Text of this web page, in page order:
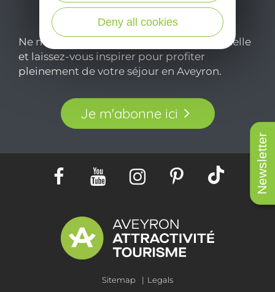
Newsletter
Ne manquez pas notre newsletter mensuelle
et laissez-vous inspirer pour profiter
pleinement de votre séjour en Aveyron.
Je m'abonne ici
Sitemap Legals
Deny all cookies